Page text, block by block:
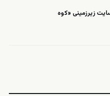
زیرزمینی «کوه